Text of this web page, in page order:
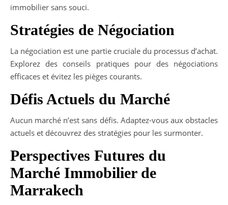
immobilier sans souci.
Stratégies de Négociation
La négociation est une partie cruciale du processus d’achat.
Explorez des conseils pratiques pour des négociations
efficaces et évitez les pièges courants.
Défis Actuels du Marché
Aucun marché n’est sans défis. Adaptez-vous aux obstacles
actuels et découvrez des stratégies pour les surmonter.
Perspectives Futures du
Marché Immobilier de
Marrakech